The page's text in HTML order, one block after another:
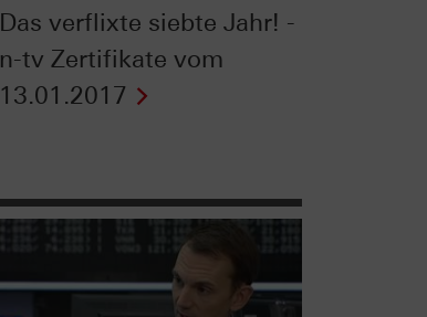
Das verflixte siebte Jahr! -
n-tv Zertifikate vom
13.01.2017